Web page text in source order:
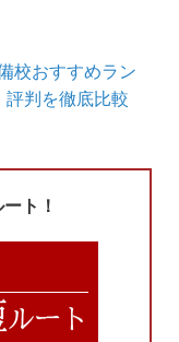
校おすすめラン
評判を徹底比較
ト！